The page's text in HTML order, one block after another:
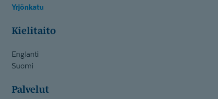
Yrjönkatu
Kielitaito
Englanti
Suomi
Palvelut